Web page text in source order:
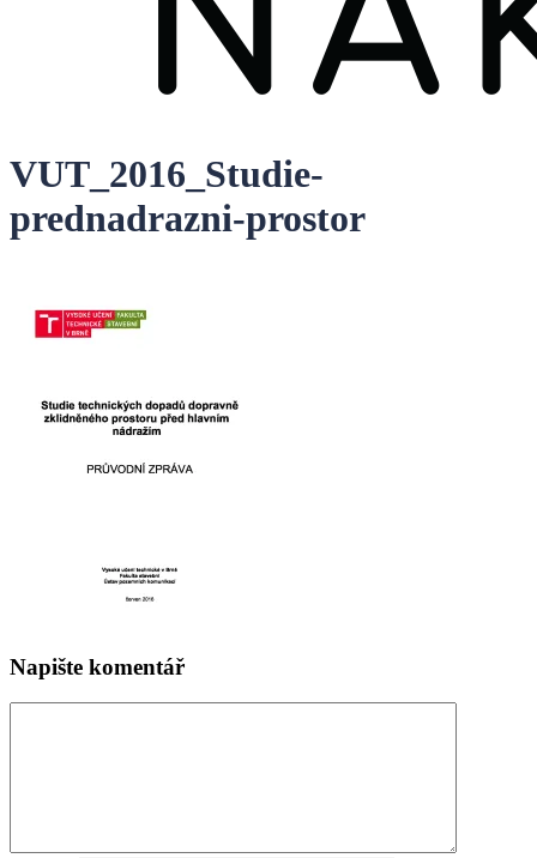
VUT_2016_Studie-
prednadrazni-prostor
Napište komentář